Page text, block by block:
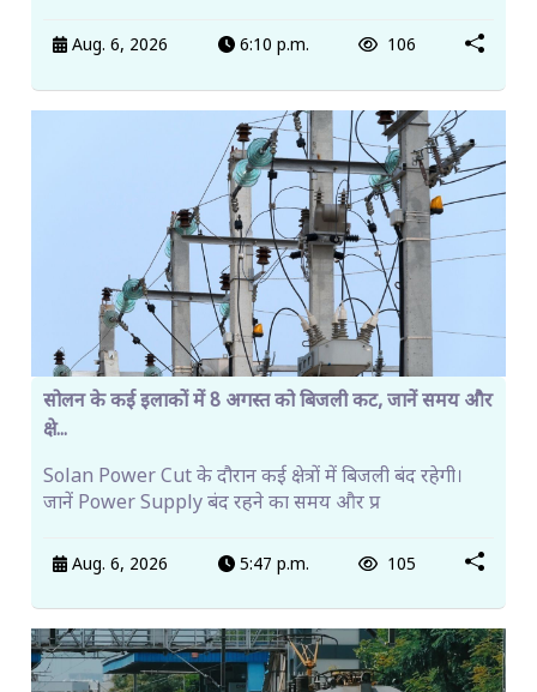
Aug. 6, 2026 6:10 p.m. 106
सोलन के कई इलाकों में 8 अगस्त को बिजली कट, जानें समय और
क्षे...
Solan Power Cut के दौरान कई क्षेत्रों में बिजली बंद रहेगी।
जानें Power Supply बंद रहने का समय और प्र
Aug. 6, 2026 5:47 p.m. 105